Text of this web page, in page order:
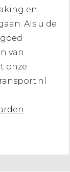
en
Als u de
van
onze